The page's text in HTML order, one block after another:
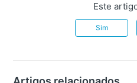
Este
Sim